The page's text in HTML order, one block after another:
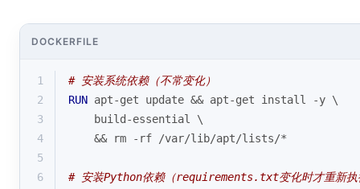
DOCKERFILE
1
# 安装系统依赖（不常变化）
2
RUN apt-get update && apt-get install -y \
3
    build-essential \
4
    && rm -rf /var/lib/apt/lists/*
5
6
# 安装Python依赖（requirements.txt变化时才重新执